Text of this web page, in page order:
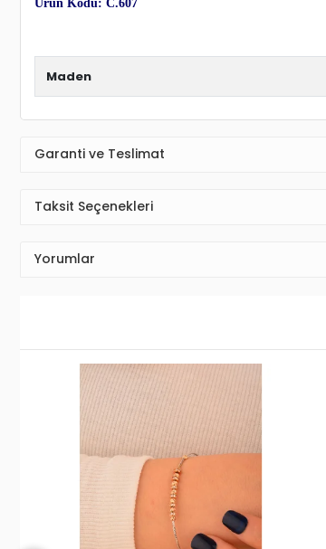
Ürün Kodu: C.607
Maden
Garanti ve Teslimat
Taksit Seçenekleri
Yorumlar